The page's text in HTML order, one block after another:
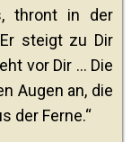
thront in der
steigt zu Dir
vor Dir ... Die
Augen an, die
der Ferne.“